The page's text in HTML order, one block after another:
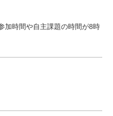
加時間や自主課題の時間が8時